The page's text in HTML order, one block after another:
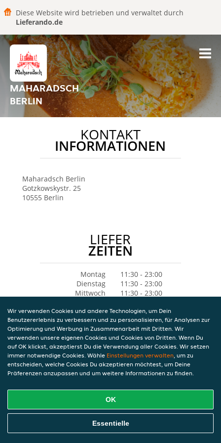
Diese Website wird betrieben und verwaltet durch
Lieferando.de
MAHARADSCH
BERLIN
KONTAKT
INFORMATIONEN
Maharadsch Berlin
Gotzkowskystr. 25
10555 Berlin
LIEFER
ZEITEN
Montag
11:30 - 23:00
Dienstag
11:30 - 23:00
Mittwoch
11:30 - 23:00
Freitag
11:30 - 23:00
Samstag
15:00 - 23:00
Sonntag
15:00 - 23:00
Wir verwenden Cookies und andere Technologien, um Dein
Benutzererlebnis zu verbessern und zu personalisieren, für Analysen zur
Optimierung und Werbung in Zusammenarbeit mit Dritten. Wir
verwenden unsere eigenen Cookies und Cookies von Dritten. Wenn Du
auf OK klickst, akzeptierst Du die Verwendung aller Cookies. Wir setzen
immer notwendige Cookies. Wähle Einstellungen verwalten, um zu
entscheiden, welche Cookies Du akzeptieren möchtest, um Deine
Präferenzen anzupassen und um weitere Informationen zu finden.
OK
Essentielle